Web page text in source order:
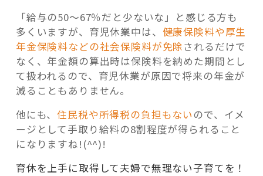
「給与の50～67％だと少ないな」と感じる方も
多くいますが、育児休業中は、 健康保険料や厚生
年金保険料などの社会保険料が免除されるだけで
なく、年金額の算出時は保険料を納めた期間とし
て扱われるので、育児休業が原因で将来の年金が
減ることもありません。
他にも、住民税や所得税の負担もない ので、イメ
ージとして手取り給料の8割程度が得られること
になりますね!(^^)!
育休を上手に取得して夫婦で無理ない子育てを！